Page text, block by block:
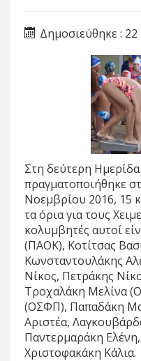
Δημοσιεύθηκε :
Στη δεύτερη
πραγματοποιήθηκε
Νοεμβρίου 2016, 15
τα όρια για τους
κολυμβητές αυτοί
(ΠΑΟΚ), Κοτίτσας
Κωνσταντουλάκης
Νίκος, Πετράκης
Τροχαλάκη Μελίνα
(ΟΣΦΠ), Παπαδάκη
Αριστέα,
Παντερμαράκη
Χριστοφακάκη Κάλια.